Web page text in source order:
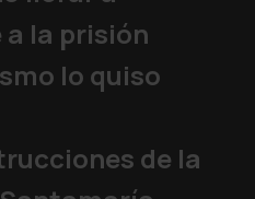
a la prisión
lo quiso
de la